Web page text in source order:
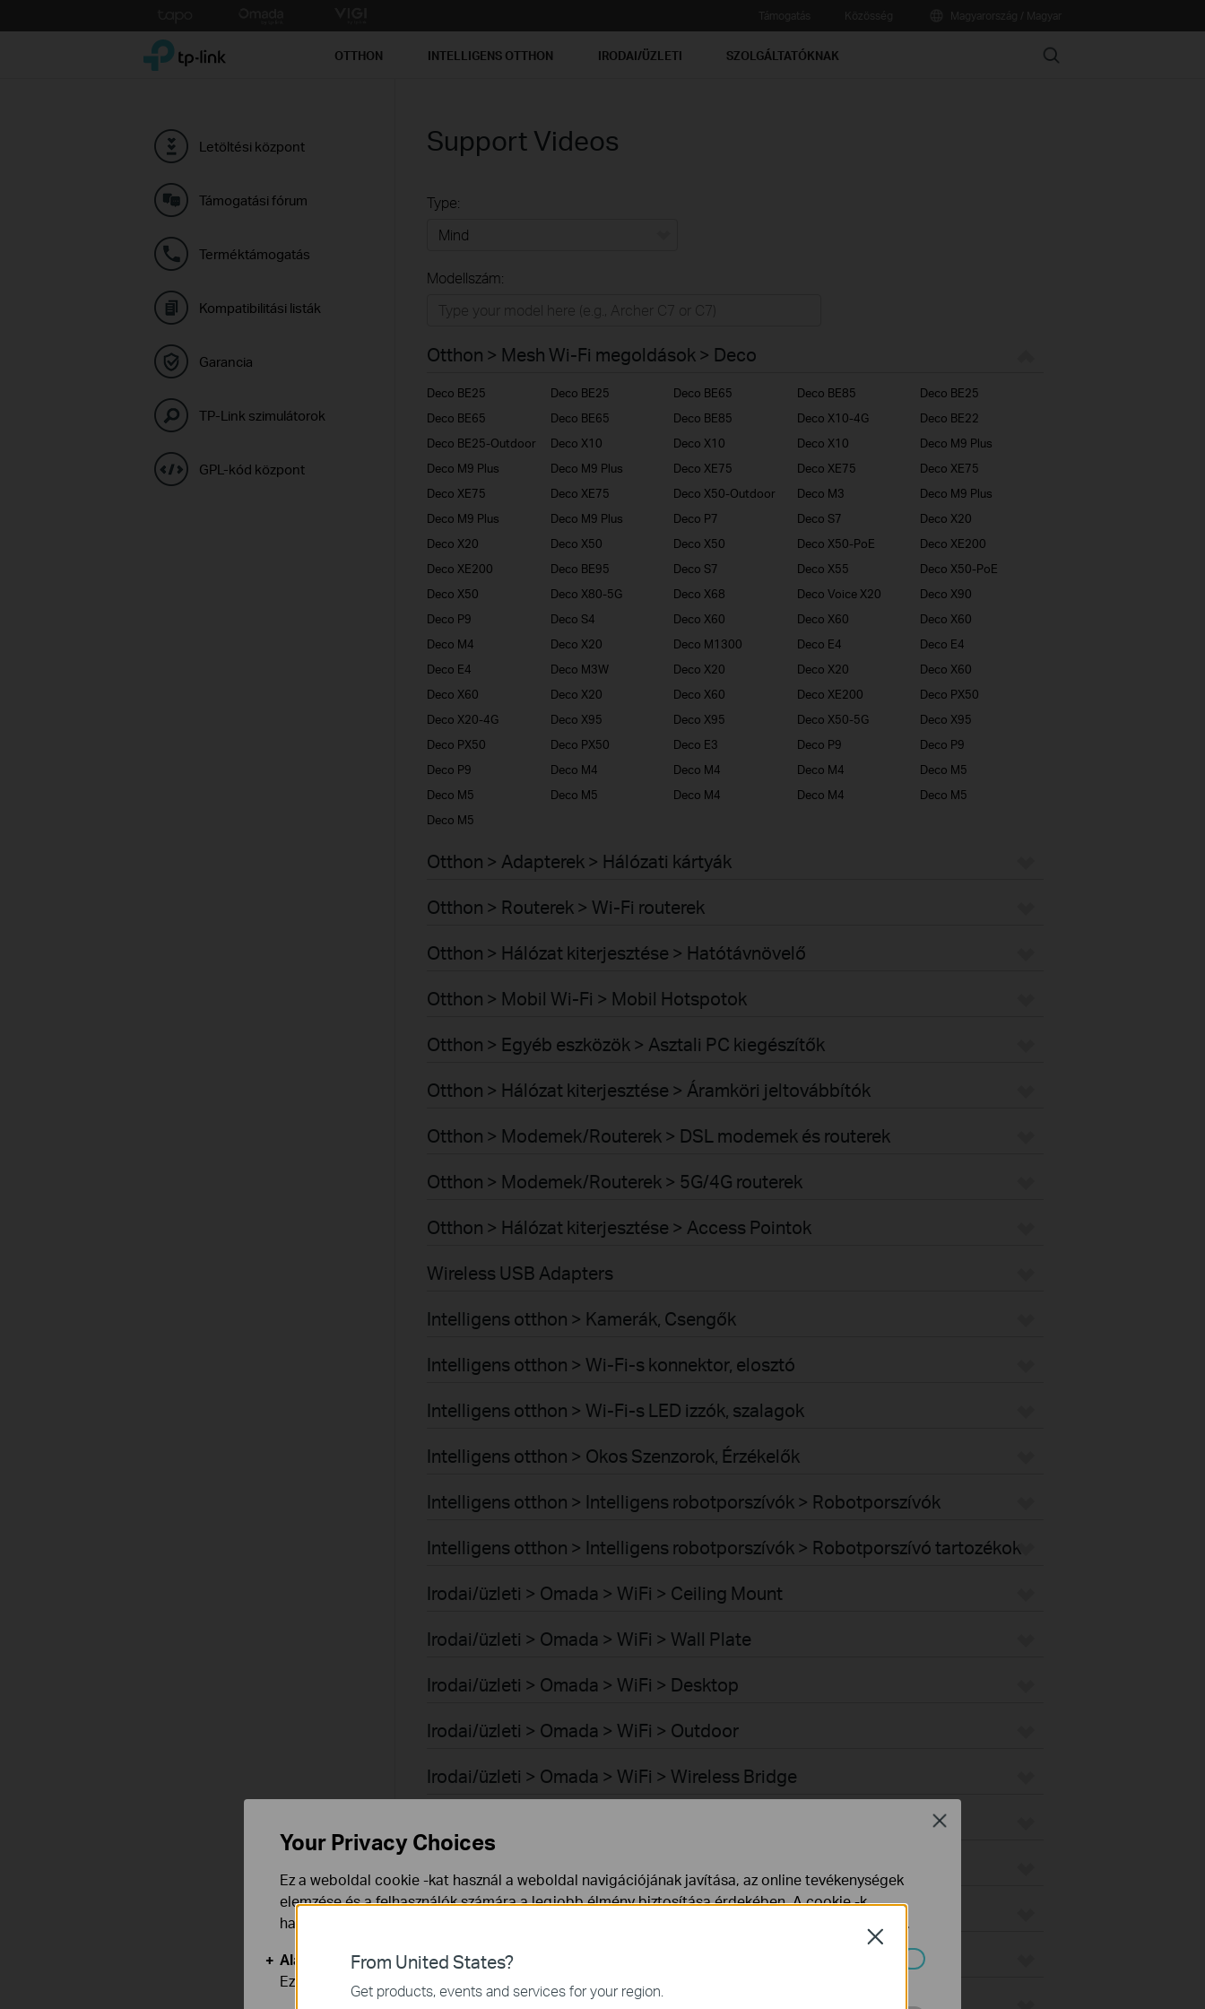
to
TP-Link, Reliably Smart OTTHON INTELLIGENS OTTHON IRODAI/ÜZLETI SZOLGÁLTATÓKNAK Search
Letöltési központ
Támogatási fórum
Terméktámogatás
Kompatibilitási listák
Garancia
TP-Link szimulátorok
GPL-kód központ
Support Videos
Type:
Irodai/üzleti
Szolgáltatóknak
Modellszám:
Otthon > Mesh Wi-Fi megoldások > Deco
Deco BE25 Deco BE25 Deco BE65 Deco BE85
Deco BE25
Deco BE65
Deco BE65 Deco BE85 Deco X10-4G
Deco BE22
Deco BE25-Outdoor
Deco X10 Deco X10 Deco X10
Deco M9 Plus
Deco M9 Plus
Deco M9 Plus Deco XE75 Deco XE75
Deco XE75
Deco XE75
Deco XE75 Deco X50-Outdoor Deco M3
Deco M9 Plus
Deco M9 Plus
Deco M9 Plus Deco P7 Deco S7
Deco X20
Deco X20
Deco X50 Deco X50 Deco X50-PoE
Deco XE200
Deco XE200
Deco BE95 Deco S7 Deco X55
Deco X50-PoE
Deco X50
Deco X80-5G Deco X68 Deco Voice X20
Deco X90
Deco P9
Deco S4 Deco X60 Deco X60
Deco X60
Deco M4
Deco X20 Deco M1300 Deco E4
Deco E4
Deco E4
Deco M3W Deco X20 Deco X20
Deco X60
Deco X60
Deco X20 Deco X60 Deco XE200
Deco PX50
Deco X20-4G
Deco X95 Deco X95 Deco X50-5G
Deco X95
Deco PX50
Deco PX50 Deco E3 Deco P9
Deco P9
Deco P9
Deco M4 Deco M4 Deco M4
Deco M5
Deco M5
Deco M5 Deco M4 Deco M4
Deco M5
Deco M5
Otthon > Adapterek > Hálózati kártyák
Otthon > Routerek > Wi-Fi routerek
Otthon > Hálózat kiterjesztése > Hatótávnövelő
Otthon > Mobil Wi-Fi > Mobil Hotspotok
Otthon > Egyéb eszközök > Asztali PC kiegészítők
Otthon > Hálózat kiterjesztése > Áramköri jeltovábbítók
Otthon > Modemek/Routerek > DSL modemek és routerek
Otthon > Modemek/Routerek > 5G/4G routerek
Otthon > Hálózat kiterjesztése > Access Pointok
Wireless USB Adapters
Intelligens otthon > Kamerák, Csengők
Intelligens otthon > Wi-Fi-s konnektor, elosztó
Intelligens otthon > Wi-Fi-s LED izzók, szalagok
Intelligens otthon > Okos Szenzorok, Érzékelők
Intelligens otthon > Intelligens robotporszívók > Robotporszívók
Intelligens otthon > Intelligens robotporszívók > Robotporszívó tartozékok
Irodai/üzleti > Omada > WiFi > Ceiling Mount
Irodai/üzleti > Omada > WiFi > Wall Plate
Irodai/üzleti > Omada > WiFi > Desktop
Irodai/üzleti > Omada > WiFi > Outdoor
Irodai/üzleti > Omada > WiFi > Wireless Bridge
Irodai/üzleti > Omada > Switch-ek > Campus
Irodai/üzleti > Omada > Switch-ek > Access Pro
Irodai/üzleti > Omada > Switch-ek > Access Plus
From United States?
Get products, events and services for your region.
Close
Your Privacy Choices
Ez a weboldal cookie -kat használ a weboldal navigációjának javítása, az online tevékenységek
elemzése és a felhasználók számára a legjobb élmény biztosítása érdekében. A cookie -k
használata ellen bármikor tiltakozhat. További információt az
talál.
Alap Cookie-k
Ezek a cookie -k a webhely működéséhez szükségesek, és nem tilthatók le a rendszereiben.
Close